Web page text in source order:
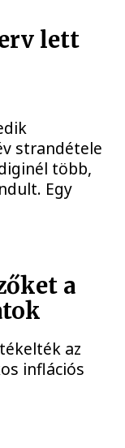
lett
strandétele
több,
Egy
a
az
inflációs